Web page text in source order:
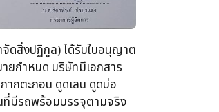
ดสิ่งปฏิกูล)​ ได้รับใบอนุญาต
ยกำหนด บริษัทมีเอกสาร
กตะกอน​ ดูดเลน​ ดูดบ่อ
ที่​มีรถพร้อมบรรจุ​ตามจริง